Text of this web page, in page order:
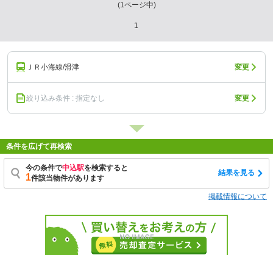
(1ページ中)
1
ＪＲ小海線/滑津 変更
絞り込み条件 : 指定なし 変更
条件を広げて再検索
今の条件で中込駅を検索すると
1件該当物件があります
結果を見る
掲載情報について